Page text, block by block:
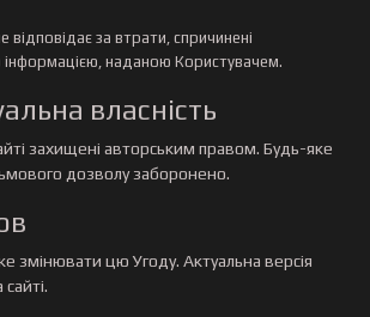
відповідає за втрати, спричинені
наданою Користувачем.
власність
захищені авторським правом. Будь-яке
дозволу заборонено.
змінювати цю Угоду. Актуальна версія